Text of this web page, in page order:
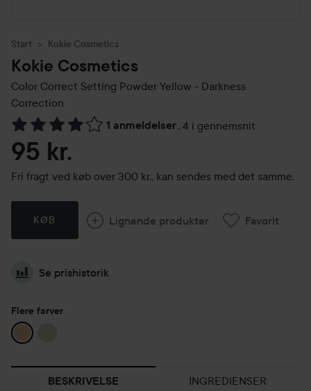
Start Kokie Cosmetics
Kokie Cosmetics
Color Correct Setting Powder Yellow - Darkness
Correction
1 anmeldelser, 4 i gennemsnit
Gå til Anmeldelser & kommentarer
95 kr.
Fri fragt ved køb over 300 kr., kan sendes med det samme.
KØB Lignende produkter Favorit
Se prishistorik
Flere farver
BESKRIVELSE INGREDIENSER